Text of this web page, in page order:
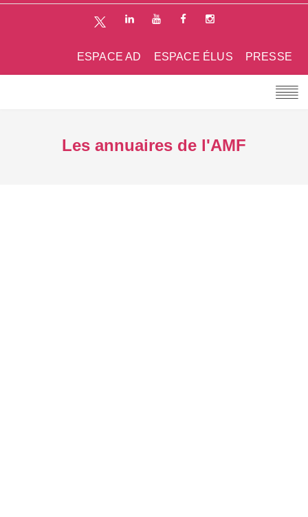
PRESSE
ESPACE ÉLUS
ESPACE AD
Les annuaires de l'AMF